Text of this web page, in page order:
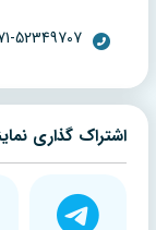
52349707
اشتراک گذاری